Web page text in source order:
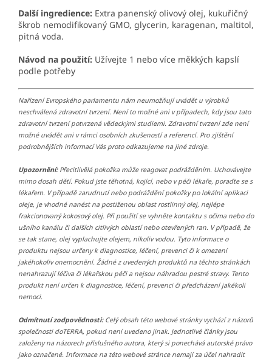
Další ingredience: Extra panenský olivový olej, kukuřičný
škrob nemodifikovaný GMO, glycerin, karagenan, maltitol,
pitná voda.
Návod na použití: Užívejte 1 nebo více měkkých kapslí
podle potřeby
Nařízení Evropského parlamentu nám neumožňují uvádět u výrobků
neschválená zdravotní tvrzení. Není to možné ani v případech, kdy jsou tato
zdravotní tvrzení potvrzená vědeckými studiemi. Zdravotní tvrzení zde není
možné uvádět ani v rámci osobních zkušeností a referencí. Pro zjištění
podrobnějších informací Vás proto odkazujeme na jiné zdroje.
Upozornění:Přecitlivělá pokožka může reagovat podrážděním. Uchovávejte
mimo dosah dětí. Pokud jste těhotná, kojící, nebo v péči lékaře, poraďte se s
lékařem. V případě zarudnutí nebo podráždění pokožky po lokální aplikaci
oleje, je vhodné nanést na postiženou oblast rostlinný olej, nejlépe
frakcionovaný kokosový olej. Při použití se vyhněte kontaktu s očima nebo do
ušního kanálu či dalších citlivých oblastí nebo otevřených ran. V případě, že
se tak stane, olej vyplachujte olejem, nikoliv vodou. Tyto informace o
produktu nejsou určeny k diagnostice, léčení, prevenci či k omezení
jakéhokoliv onemocnění. Žádné z uvedených produktů na těchto stránkách
nenahrazují léčiva či lékařskou péči a nejsou náhradou pestré stravy. Tento
produkt není určen k diagnostice, léčení, prevenci či předcházení jakékoli
nemoci.
Odmítnutí zodpovědnosti:Celý obsah této webové stránky vychází z názorů
společnosti doTERRA, pokud není uvedeno jinak. Jednotlivé články jsou
založeny na názorech příslušného autora, který si ponechává autorské právo
jako označené. Informace na této webové stránce nemají za účel nahradit